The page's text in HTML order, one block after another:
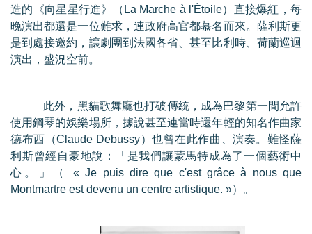
造的《向星星行進》（ La Marche à l'Étoile）直接爆紅，每
晚演出都還是一位難求，連政府高官都慕名而來。薩利斯更
是到處接邀約，讓劇團到法國各省、甚至比利時、荷蘭巡迴
演出，盛況空前。
此外，黑貓歌舞廳也打破傳統， 成為巴黎第一間允許
使用鋼琴的娛樂場所， 據說甚至連當時還年輕的知名作曲家
德布西 （Claude Debussy）也曾在此作曲、演奏。難怪薩
利斯曾經自豪地說 ：
「是我們讓蒙馬特成為了一個藝術中
心。」（
« Je puis dire que c'est grâce à nous que
Montmartre est devenu un centre artistique. »）。